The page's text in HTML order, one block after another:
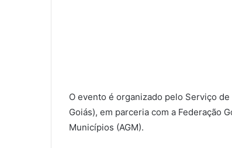
O evento é organizado pelo Serviço
Goiás), em parceria com a Federação
Municípios (AGM).